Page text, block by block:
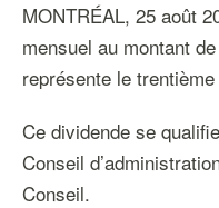
MONTRÉAL, 25 août
mensuel au montant
représente le
Ce dividende se
Conseil
Conseil.